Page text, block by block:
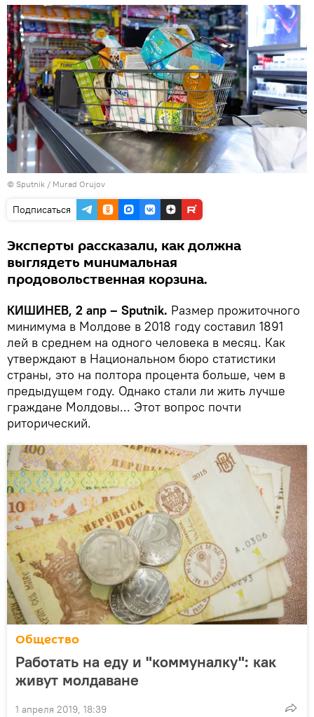
© Sputnik / Murad Orujov
Подписаться
Эксперты рассказали, как должна
выглядеть минимальная
продовольственная корзина.
КИШИНЕВ, 2 апр – Sputnik. Размер прожиточного
минимума в Молдове в 2018 году составил 1891
лей в среднем на одного человека в месяц. Как
утверждают в Национальном бюро статистики
страны, это на полтора процента больше, чем в
предыдущем году. Однако стали ли жить лучше
граждане Молдовы... Этот вопрос почти
риторический.
Общество
Работать на еду и "коммуналку": как
живут молдаване
1 апреля 2019, 18:39